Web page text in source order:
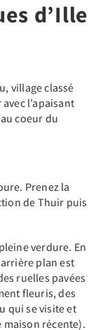
d’Ille
village classé
l’apaisant
coeur du
Prenez la
de Thuir puis
verdure. En
plan est
ruelles pavées
fleuris, des
qui se visite et
récente).